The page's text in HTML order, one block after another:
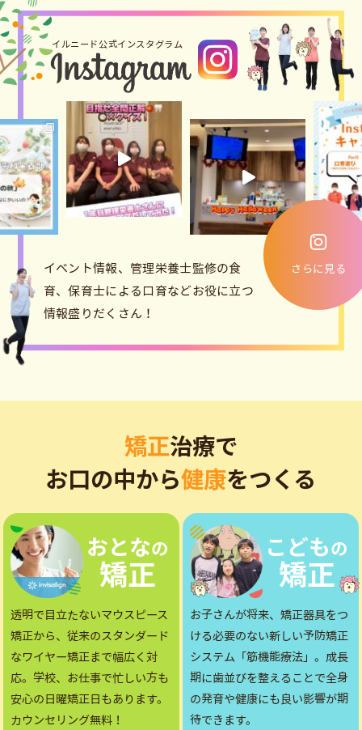
イルニード公式インスタグラム
さらに見る
イベント情報、管理栄養士監修の食
育、保育士による口育などお役に立つ
情報盛りだくさん！
矯正治療で
お口の中から健康をつくる
おとなの
矯正
透明で目立たないマウスピース
矯正から、従来のスタンダード
なワイヤー矯正まで幅広く対
応。学校、お仕事で忙しい方も
安心の日曜矯正日もあります。
カウンセリング無料！
こどもの
矯正
お子さんが将来、矯正器具をつ
ける必要のない新しい予防矯正
システム「筋機能療法」。成長
期に歯並びを整えることで全身
の発育や健康にも良い影響が期
待できます。